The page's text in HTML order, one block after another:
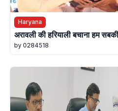
Haryana
अरावली की हरियाली बचाना हम
by 0284518